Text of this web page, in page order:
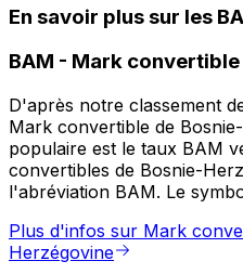
En savoir plus sur les
BAM - Mark
D'après notre classement
Mark convertible de
populaire est le taux BAM
convertibles de Bosnie-
l'abréviation BAM. Le
Plus d'infos sur Mark
Herzégovine